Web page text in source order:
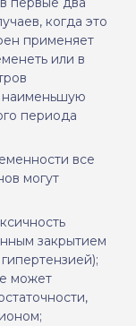
когда это
применяет
или в
наименьшую
периода
все
могут
закрытием
может